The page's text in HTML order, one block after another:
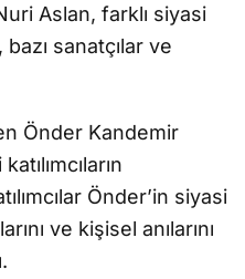
Aslan, farklı siyasi
sanatçılar ve
Önder Kandemir
Önder’in siyasi
ve kişisel anılarını